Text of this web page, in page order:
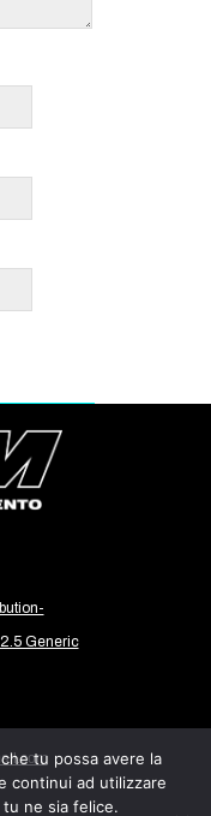
Generic
tu possa avere la
continui ad utilizzare
ne sia felice.